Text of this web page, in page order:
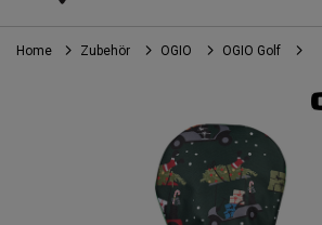
Callaway
Golf
Home Zubehör OGIO OGIO Golf